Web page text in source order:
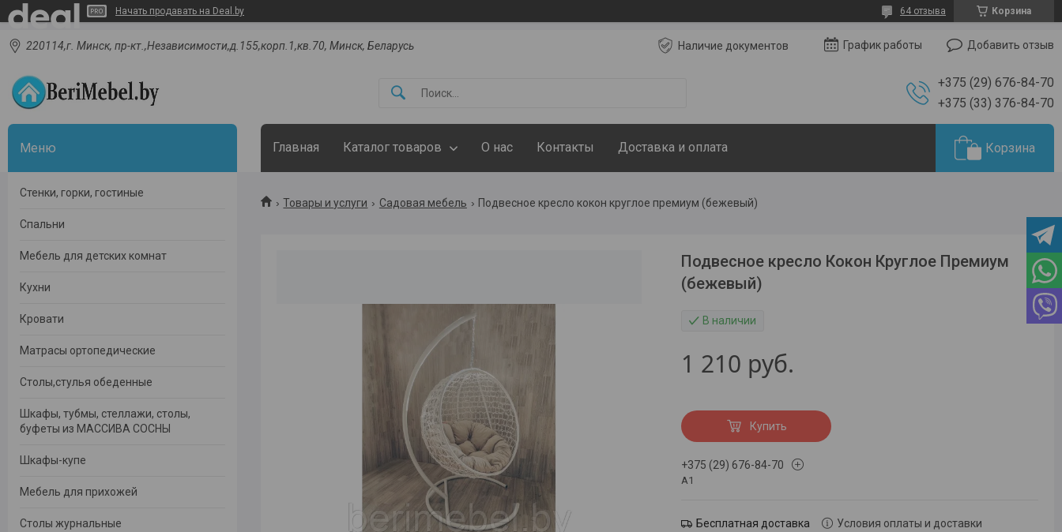
Начать продавать на Deal.by Корзина
64 отзыва
220114,г. Минск, пр-кт.,Независимости,д.155,корп.1,кв.70, Минск, Беларусь Наличие документов График работы Добавить отзыв
+375 (29) 676-84-70
+375 (33) 376-84-70
Главная Каталог товаров О нас Контакты Доставка и оплата Корзина
Товары и услуги Садовая мебель Подвесное кресло кокон круглое премиум (бежевый)
Подвесное кресло Кокон Круглое Премиум
(бежевый)
В наличии
1 210 руб.
Купить
+375 (29) 676-84-70
А1
Бесплатная доставка
Условия оплаты и доставки
Стенки, горки, гостиные
Спальни
Мебель для детских комнат
Кухни
Кровати
Матрасы ортопедические
Столы,стулья обеденные
Шкафы, тубмы, стеллажи, столы,
буфеты из МАССИВА СОСНЫ
Шкафы-купе
Мебель для прихожей
Столы журнальные